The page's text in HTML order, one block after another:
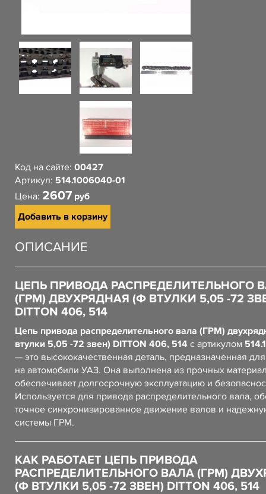
Код на сайте: 00427
Артикул: 514.1006040-01
Цена: 2607 руб
Добавить в корзину
ОПИСАНИЕ
ЦЕПЬ ПРИВОДА РАСПРЕДЕЛИТЕЛЬНОГО
(ГРМ) ДВУХРЯДНАЯ (Ф ВТУЛКИ 5,05 -72
DITTON 406, 514
Цепь привода распределительного вала (ГРМ)
втулки 5,05 -72 звен) DITTON 406, 514 с артикулом
— это высококачественная деталь, предназначенная
на автомобили УАЗ. Она выполнена из прочных
обеспечивает долгосрочную эксплуатацию и
Используется для привода распределительного вала,
точное синхронизированное движение валов и
системы ГРМ.
КАК РАБОТАЕТ ЦЕПЬ ПРИВОДА
РАСПРЕДЕЛИТЕЛЬНОГО ВАЛА (ГРМ)
(Ф ВТУЛКИ 5,05 -72 ЗВЕН) DITTON 406, 514